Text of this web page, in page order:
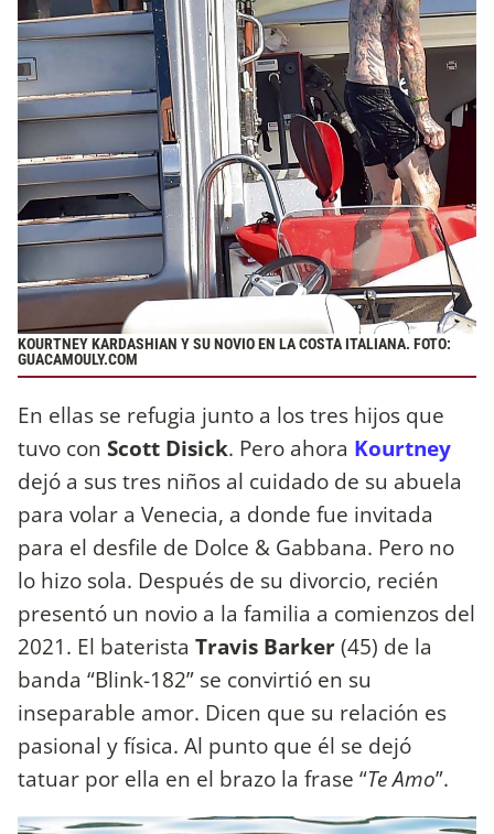
KOURTNEY KARDASHIAN Y SU NOVIO EN LA COSTA ITALIANA. FOTO:
GUACAMOULY.COM
En ellas se refugia junto a los tres hijos que
tuvo con Scott Disick. Pero ahora Kourtney
dejó a sus tres niños al cuidado de su abuela
para volar a Venecia, a donde fue invitada
para el desfile de Dolce & Gabbana. Pero no
lo hizo sola. Después de su divorcio, recién
presentó un novio a la familia a comienzos del
2021. El baterista Travis Barker(45) de la
banda “Blink-182” se convirtió en su
inseparable amor. Dicen que su relación es
pasional y física. Al punto que él se dejó
tatuar por ella en el brazo la frase “Te Amo”.